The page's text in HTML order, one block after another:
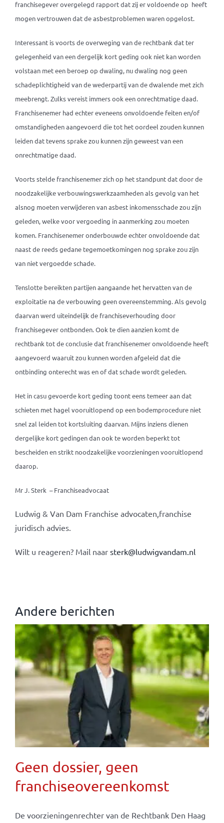
franchisegever overgelegd rapport dat zij er voldoende op heeft
mogen vertrouwen dat de asbestproblemen waren opgelost.
Interessant is voorts de overweging van de rechtbank dat ter
gelegenheid van een dergelijk kort geding ook niet kan worden
volstaan met een beroep op dwaling, nu dwaling nog geen
schadeplichtigheid van de wederpartij van de dwalende met zich
meebrengt. Zulks vereist immers ook een onrechtmatige daad.
Franchisenemer had echter eveneens onvoldoende feiten en/of
omstandigheden aangevoerd die tot het oordeel zouden kunnen
leiden dat tevens sprake zou kunnen zijn geweest van een
onrechtmatige daad.
Voorts stelde franchisenemer zich op het standpunt dat door de
noodzakelijke verbouwingswerkzaamheden als gevolg van het
alsnog moeten verwijderen van asbest inkomensschade zou zijn
geleden, welke voor vergoeding in aanmerking zou moeten
komen. Franchisenemer onderbouwde echter onvoldoende dat
naast de reeds gedane tegemoetkomingen nog sprake zou zijn
van niet vergoedde schade.
Tenslotte bereikten partijen aangaande het hervatten van de
exploitatie na de verbouwing geen overeenstemming. Als gevolg
daarvan werd uiteindelijk de franchiseverhouding door
franchisegever ontbonden. Ook te dien aanzien komt de
rechtbank tot de conclusie dat franchisenemer onvoldoende heeft
aangevoerd waaruit zou kunnen worden afgeleid dat die
ontbinding onterecht was en of dat schade wordt geleden.
Het in casu gevoerde kort geding toont eens temeer aan dat
schieten met hagel vooruitlopend op een bodemprocedure niet
snel zal leiden tot kortsluiting daarvan. Mijns inziens dienen
dergelijke kort gedingen dan ook te worden beperkt tot
bescheiden en strikt noodzakelijke voorzieningen vooruitlopend
daarop.
Mr J. Sterk – Franchiseadvocaat
Ludwig & Van Dam Franchise advocaten,franchise
juridisch advies.
Wilt u reageren? Mail naar sterk@ludwigvandam.nl
Andere berichten
Geen dossier, geen
franchiseovereenkomst
De voorzieningenrechter van de Rechtbank Den Haag